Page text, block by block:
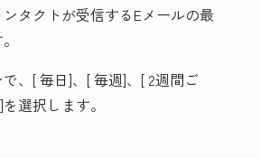
タクトが受信するEメールの最
、[毎日]、[毎週]、[ 2週間ご
]を選択します。